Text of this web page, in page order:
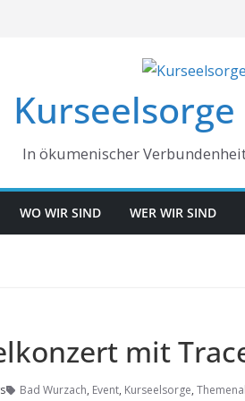
In ökumenischer
WO WIR SIND WER WIR SIND
mit
Bad Wurzach, Event, Kurseelsorge,